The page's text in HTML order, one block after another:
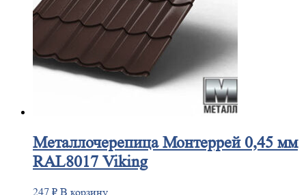
МеталлочерепицаМонтеррей 0,45 мм
RAL8017 Viking
247 ₽ В корзину